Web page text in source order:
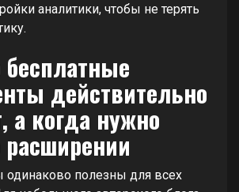
аналитики, чтобы не терять
действительно
а когда нужно
одинаково полезны для всех